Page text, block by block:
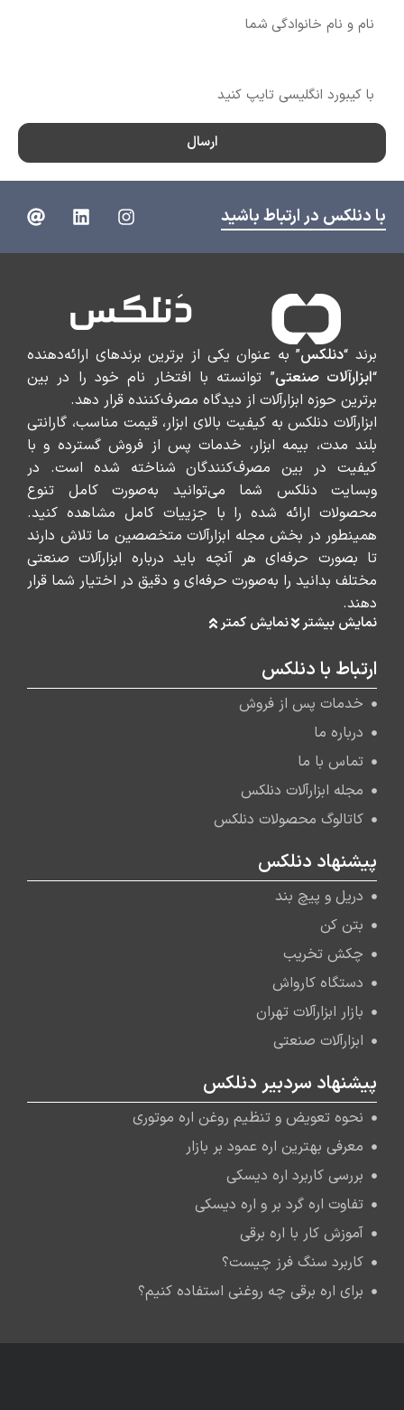
ارسال
با دنلکس در ارتباط باشید
برند “دنلکس” به عنوان یکی از برترین برندهای ارائه‌دهنده
“ابزارآلات صنعتی” توانسته با افتخار نام خود را در بین
برترین حوزه ابزارآلات از دیدگاه مصرف‌کننده قرار دهد.
ابزارآلات دنلکس به کیفیت بالای ابزار، قیمت مناسب، گارانتی
بلند مدت، بیمه ابزار، خدمات پس از فروش گسترده و با
کیفیت در بین مصرف‌کنندگان شناخته شده است. در
وبسایت دنلکس شما می‌توانید به‌صورت کامل تنوع
محصولات ارائه شده را با جزییات کامل مشاهده کنید.
همینطور در بخش مجله ابزارآلات متخصصین ما تلاش دارند
تا بصورت حرفه‌ای هر آنچه باید درباره ابزارآلات صنعتی
مختلف بدانید را به‌صورت حرفه‌ای و دقیق در اختیار شما قرار
دهند.
نمایش بیشتر نمایش کمتر
ارتباط با دنلکس
خدمات پس از فروش
درباره ما
تماس با ما
مجله ابزارآلات دنلکس
کاتالوگ محصولات دنلکس
پیشنهاد دنلکس
دریل و پیچ بند
بتن کن
چکش تخریب
دستگاه کارواش
بازار ابزارآلات تهران
ابزارآلات صنعتی
پیشنهاد سردبیر دنلکس
نحوه تعویض و تنظیم روغن اره موتوری
معرفی بهترین اره عمود بر بازار
بررسی کاربرد اره دیسکی
تفاوت اره گرد بر و اره دیسکی
آموزش کار با اره برقی
کاربرد سنگ فرز چیست؟
برای اره برقی چه روغنی استفاده کنیم؟